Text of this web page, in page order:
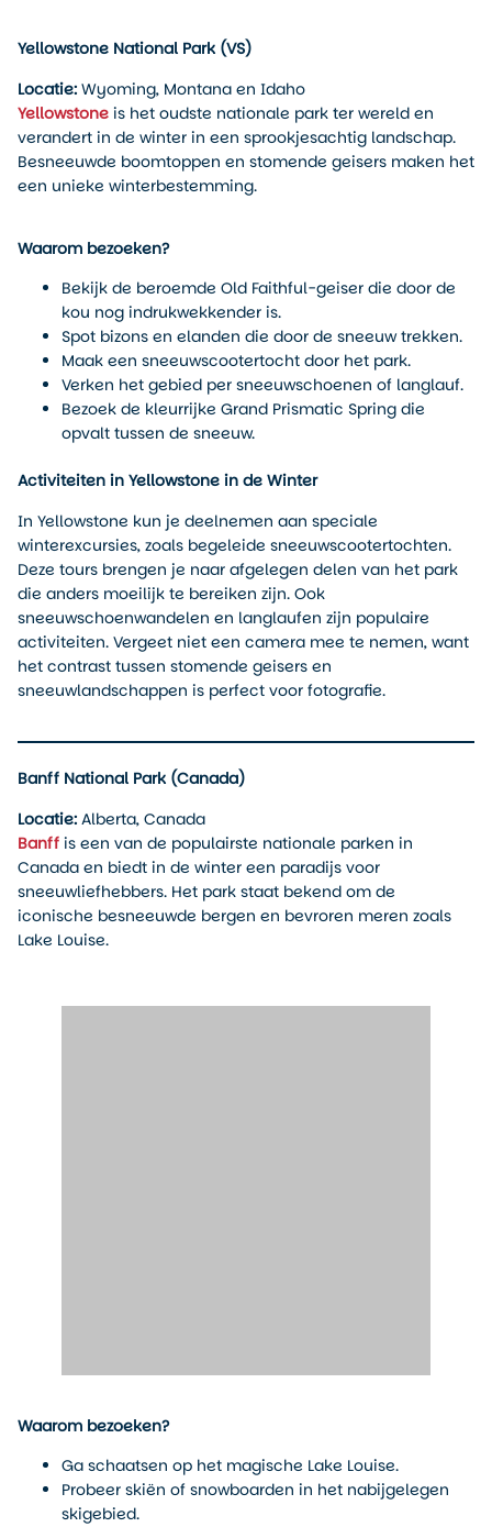
Yellowstone National Park (VS)
Locatie: Wyoming, Montana en Idaho
Yellowstone is het oudste nationale park ter wereld en
verandert in de winter in een sprookjesachtig landschap.
Besneeuwde boomtoppen en stomende geisers maken het
een unieke winterbestemming.
Waarom bezoeken?
Bekijk de beroemde Old Faithful-geiser die door de
kou nog indrukwekkender is.
Spot bizons en elanden die door de sneeuw trekken.
Maak een sneeuwscootertocht door het park.
Verken het gebied per sneeuwschoenen of langlauf.
Bezoek de kleurrijke Grand Prismatic Spring die
opvalt tussen de sneeuw.
Activiteiten in Yellowstone in de Winter
In Yellowstone kun je deelnemen aan speciale
winterexcursies, zoals begeleide sneeuwscootertochten.
Deze tours brengen je naar afgelegen delen van het park
die anders moeilijk te bereiken zijn. Ook
sneeuwschoenwandelen en langlaufen zijn populaire
activiteiten. Vergeet niet een camera mee te nemen, want
het contrast tussen stomende geisers en
sneeuwlandschappen is perfect voor fotografie.
Banff National Park (Canada)
Locatie: Alberta, Canada
Banff is een van de populairste nationale parken in
Canada en biedt in de winter een paradijs voor
sneeuwliefhebbers. Het park staat bekend om de
iconische besneeuwde bergen en bevroren meren zoals
Lake Louise.
Waarom bezoeken?
Ga schaatsen op het magische Lake Louise.
Probeer skiën of snowboarden in het nabijgelegen
skigebied.